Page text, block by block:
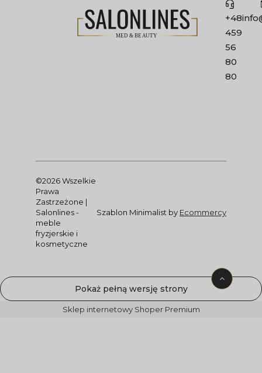
+48
459
56
80
80
©2026 Wszelkie
Prawa
Zastrzeżone |
Salonlines -
meble
fryzjerskie i
kosmetyczne
Szablon Minimalist by Ecommercy
Pokaż pełną wersję strony
Sklep internetowy Shoper Premium